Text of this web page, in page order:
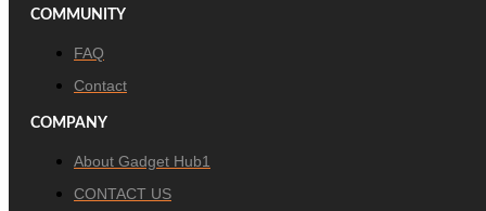
COMMUNITY
FAQ
Contact
COMPANY
About Gadget Hub1
CONTACT US